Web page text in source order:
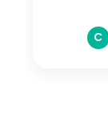
C